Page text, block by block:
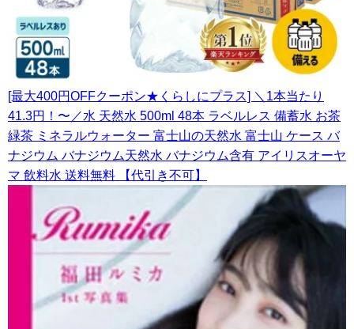
[最大400円OFFクーポン★くらしにプラス] ＼1本当たり
41.3円！〜／水 天然水 500ml 48本 ラベルレス 備蓄水 お茶
緑茶 ミネラルウォーター 富士山の天然水 富士山 ケース バ
ナジウム バナジウム天然水 バナジウム含有 アイリスオーヤ
マ 飲料水 送料無料 【代引き不可】